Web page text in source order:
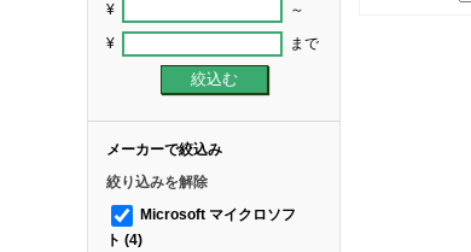
¥ ～
¥ まで
メーカーで絞込み
絞り込みを解除
Microsoft マイクロソフ
ト (4)